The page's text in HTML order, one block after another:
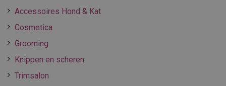
Accessoires Hond & Kat
Cosmetica
Grooming
Knippen en scheren
Trimsalon